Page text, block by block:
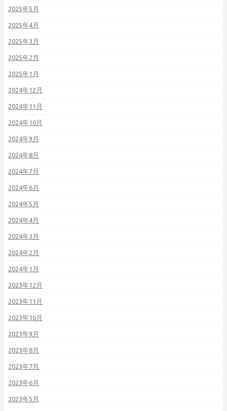
2025年5月
2025年4月
2025年3月
2025年2月
2025年1月
2024年12月
2024年11月
2024年10月
2024年9月
2024年8月
2024年7月
2024年6月
2024年5月
2024年4月
2024年3月
2024年2月
2024年1月
2023年12月
2023年11月
2023年10月
2023年9月
2023年8月
2023年7月
2023年6月
2023年5月